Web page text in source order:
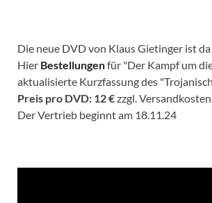
Die neue DVD von Klaus Gietinger ist
Hier Bestellungenfür "Der Kampf um
aktualisierte Kurzfassung des
Preis pro DVD: 12 €zzgl. Versandkosten
Der Vertrieb beginnt am 18.11.24